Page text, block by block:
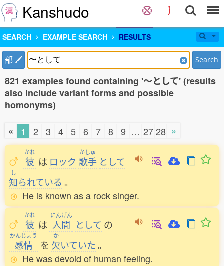
Kanshudo
SEARCH EXAMPLE SEARCH RESULTS
部 Search
821 examples found containing '〜として' (results
also include variant forms and possible
homonyms)
« 1 2 3 4 5 6 7 8 9 … 27 28 »
かれ
彼 は ロック
かしゅ
歌手 として
し
知られている 。
He is known as a rock singer.
かれ
彼 は
にんげん
人間 として の
かんじょう
感情 を
か
欠いていた。
He was devoid of human feeling.